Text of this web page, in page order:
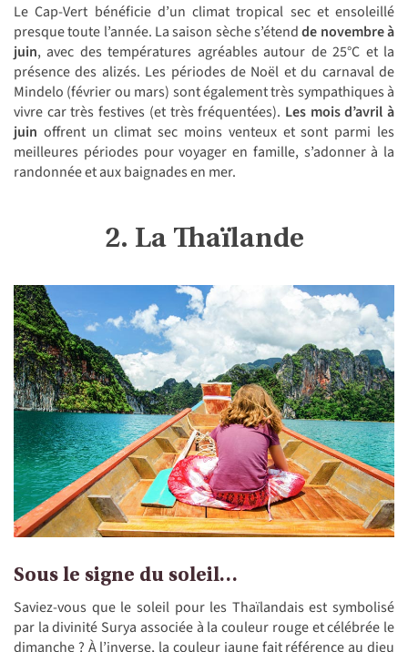
Le Cap-Vert bénéficie d’un climat tropical sec et ensoleillé
presque toute l’année. La saison sèches’étendde novembre à
juin, avec des températures agréables autour de 25°C et la
présence des alizés. Les périodes de Noël et du carnaval de
Mindelo (février ou mars) sont également très sympathiques à
vivre car très festives (et très fréquentées). Les mois d’avril à
juin offrent un climat sec moins venteux et sont parmi les
meilleures périodes pour voyager en famille, s’adonner à la
randonnée et aux baignades en mer.
2. La Thaïlande
Sous le signe du soleil…
Saviez-vous que le soleil pour les Thaïlandais est symbolisé
par la divinité Surya associée à la couleur rouge et célébrée le
dimanche ? À l’inverse, la couleur jaune fait référence au dieu